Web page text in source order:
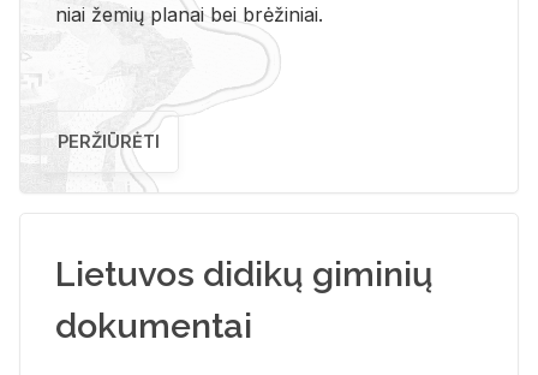
niai že­mių pla­nai bei brė­ži­niai.
PERŽIŪRĖTI
Lietuvos didikų giminių
dokumentai